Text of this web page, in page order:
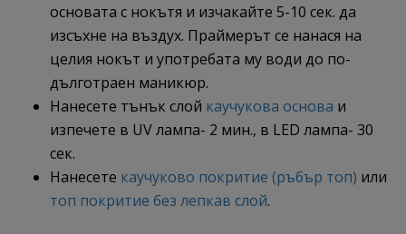
основата с нокътя и изчакайте 5-10 сек. да
изсъхне на въздух. Праймерът се нанася на
целия нокът и употребата му води до по-
дълготраен маникюр.
Нанесете тънък слой каучукова основа и
изпечете в UV лампа- 2 мин., в LED лампа- 30
сек.
Нанесете каучуково покритие (ръбър топ) или
топ покритие без лепкав слой.